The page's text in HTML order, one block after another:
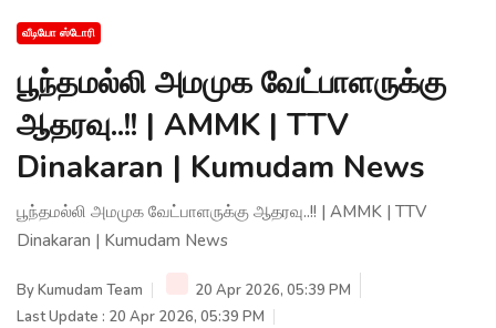
வீடியோ ஸ்டோரி
பூந்தமல்லி அமமுக வேட்பாளருக்கு
ஆதரவு..!! | AMMK | TTV
Dinakaran | Kumudam News
பூந்தமல்லி அமமுக வேட்பாளருக்கு ஆதரவு..!! | AMMK | TTV
Dinakaran | Kumudam News
ByKumudam Team
20 Apr 2026, 05:39 PM
Last Update : 20 Apr 2026, 05:39 PM